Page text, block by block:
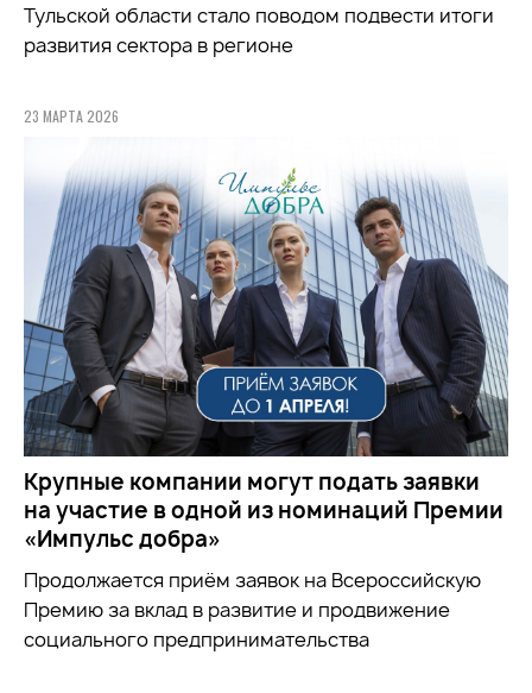
Тульской области стало поводом подвести итоги
развития сектора в регионе
23 МАРТА 2026
Крупные компании могут подать заявки
на участие в одной из номинаций Премии
«Импульс добра»
Продолжается приём заявок на Всероссийскую
Премию за вклад в развитие и продвижение
социального предпринимательства